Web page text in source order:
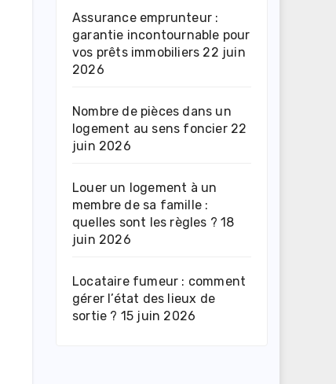
Assurance emprunteur :
garantie incontournable pour
vos prêts immobiliers 22 juin
2026
Nombre de pièces dans un
logement au sens foncier 22
juin 2026
Louer un logement à un
membre de sa famille :
quelles sont les règles ? 18
juin 2026
Locataire fumeur : comment
gérer l’état des lieux de
sortie ? 15 juin 2026